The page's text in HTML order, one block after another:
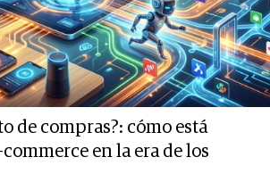
de compras?: cómo está
en la era de los